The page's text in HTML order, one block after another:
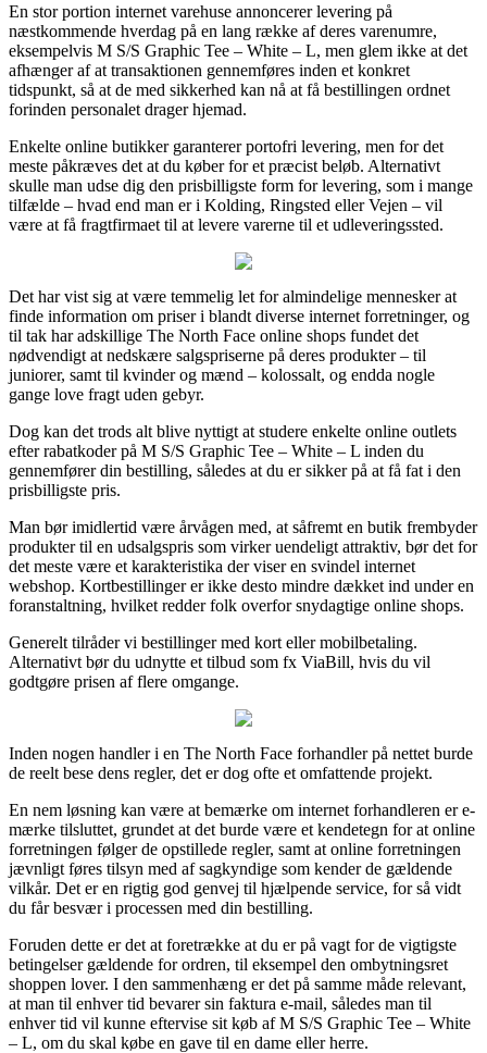
En stor portion internet varehuse annoncerer levering på
næstkommende hverdag på en lang række af deres varenumre,
eksempelvis M S/S Graphic Tee – White – L, men glem ikke at det
afhænger af at transaktionen gennemføres inden et konkret
tidspunkt, så at de med sikkerhed kan nå at få bestillingen ordnet
forinden personalet drager hjemad.
Enkelte online butikker garanterer portofri levering, men for det
meste påkræves det at du køber for et præcist beløb. Alternativt
skulle man udse dig den prisbilligste form for levering, som i mange
tilfælde – hvad end man er i Kolding, Ringsted eller Vejen – vil
være at få fragtfirmaet til at levere varerne til et udleveringssted.
Det har vist sig at være temmelig let for almindelige mennesker at
finde information om priser i blandt diverse internet forretninger, og
til tak har adskillige The North Face online shops fundet det
nødvendigt at nedskære salgspriserne på deres produkter – til
juniorer, samt til kvinder og mænd – kolossalt, og endda nogle
gange love fragt uden gebyr.
Dog kan det trods alt blive nyttigt at studere enkelte online outlets
efter rabatkoder på M S/S Graphic Tee – White – L inden du
gennemfører din bestilling, således at du er sikker på at få fat i den
prisbilligste pris.
Man bør imidlertid være årvågen med, at såfremt en butik frembyder
produkter til en udsalgspris som virker uendeligt attraktiv, bør det for
det meste være et karakteristika der viser en svindel internet
webshop. Kortbestillinger er ikke desto mindre dækket ind under en
foranstaltning, hvilket redder folk overfor snydagtige online shops.
Generelt tilråder vi bestillinger med kort eller mobilbetaling.
Alternativt bør du udnytte et tilbud som fx ViaBill, hvis du vil
godtgøre prisen af flere omgange.
Inden nogen handler i en The North Face forhandler på nettet burde
de reelt bese dens regler, det er dog ofte et omfattende projekt.
En nem løsning kan være at bemærke om internet forhandleren er e-
mærke tilsluttet, grundet at det burde være et kendetegn for at online
forretningen følger de opstillede regler, samt at online forretningen
jævnligt føres tilsyn med af sagkyndige som kender de gældende
vilkår. Det er en rigtig god genvej til hjælpende service, for så vidt
du får besvær i processen med din bestilling.
Foruden dette er det at foretrække at du er på vagt for de vigtigste
betingelser gældende for ordren, til eksempel den ombytningsret
shoppen lover. I den sammenhæng er det på samme måde relevant,
at man til enhver tid bevarer sin faktura e-mail, således man til
enhver tid vil kunne eftervise sit køb af M S/S Graphic Tee – White
– L, om du skal købe en gave til en dame eller herre.